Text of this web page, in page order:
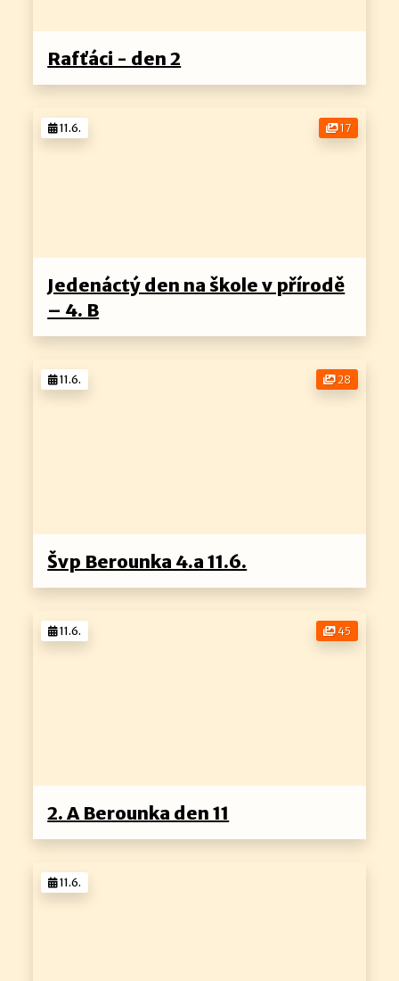
Rafťáci - den 2
Jedenáctý den na škole v přírodě
– 4. B
17
11.6.
Švp Berounka 4.a 11.6.
28
11.6.
2. A Berounka den 11
45
11.6.
11.6.